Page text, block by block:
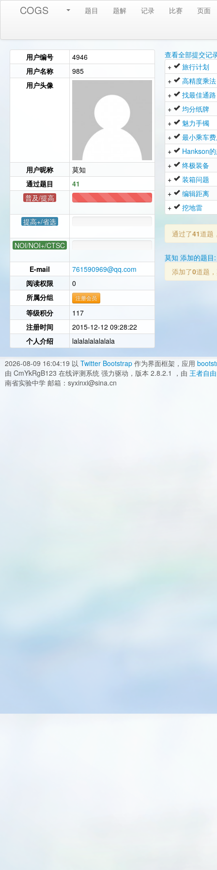
COGS 题目 题解 记录 比赛 页面
用户编号
4946
用户名称
985
用户头像
用户昵称
莫知
通过题目
41
普及/提高
提高+/省选
NOI/NOI+/CTSC
E-mail
761590969@qq.com
阅读权限
0
所属分组
注册会员
等级积分
117
注册时间
2015-12-12 09:28:22
个人介绍
lalalalalalalala
查看全部提交记
+
旅行计划
+
高精度乘法
+
找最佳通路
+
均分纸牌
+
魅力手镯
+
最小乘车
+
Hankson
+
终极装备
+
装箱问题
+
编辑距离
+
挖地雷
通过了41道题
莫知 添加的题目:
添加了0道题
2026-08-09 16:04:19 以 Twitter Bootstrap 作为界面框架，应用
由 CmYkRgB123 在线评测系统 强力驱动，版本 2.8.2.1 ，由 王者自由
南省实验中学 邮箱：syxinxi@sina.cn